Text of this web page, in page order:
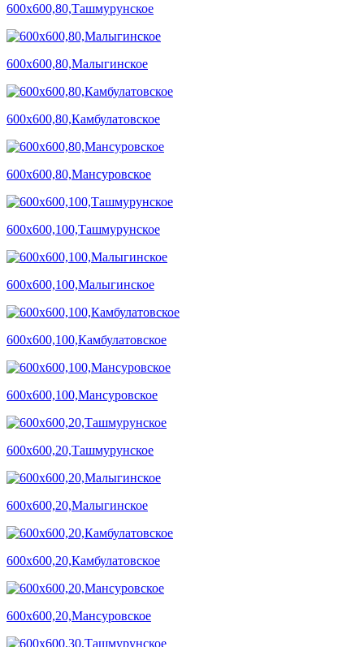
600х600,80,Ташмурунское
600х600,80,Малыгинское
600х600,80,Камбулатовское
600х600,80,Мансуровское
600х600,100,Ташмурунское
600х600,100,Малыгинское
600х600,100,Камбулатовское
600х600,100,Мансуровское
600х600,20,Ташмурунское
600х600,20,Малыгинское
600х600,20,Камбулатовское
600х600,20,Мансуровское